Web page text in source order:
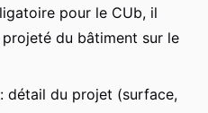
pour le CUb, il
projeté du bâtiment sur le
: détail du projet (surface,